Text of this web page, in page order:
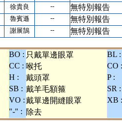
徐貴良 -- 無特別報告
魯賓遜 -- 無特別報告
謝展鵠 -- 無特別報告
BO : 只戴單邊眼罩
BL :
CC : 喉托
CO :
H : 戴頭罩
P :
SB : 戴羊毛額箍
SR :
VO :戴單邊開縫眼罩
XB :
"-" : 除去